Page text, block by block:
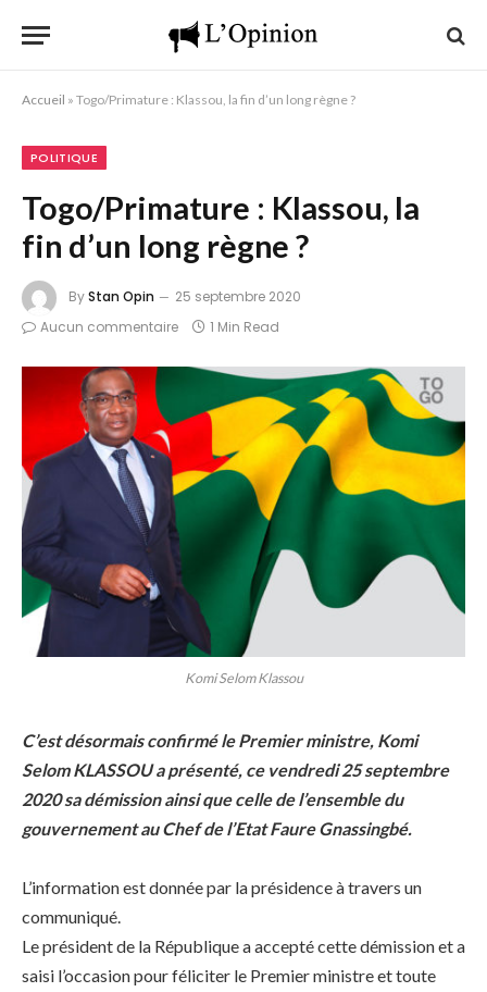
Accueil » Togo/Primature : Klassou, la fin d’un long règne ?
POLITIQUE
Togo/Primature : Klassou, la
fin d’un long règne ?
ByStan Opin
25 septembre 2020
Aucun commentaire
1 Min Read
Komi Selom Klassou
C’est désormais confirmé le Premier ministre, Komi
Selom KLASSOU a présenté, ce vendredi 25 septembre
2020 sa démission ainsi que celle de l’ensemble du
gouvernement au Chef de l’Etat Faure Gnassingbé.
L’information est donnée par la présidence à travers un
communiqué.
Le président de la République a accepté cette démission et a
saisi l’occasion pour féliciter le Premier ministre et toute